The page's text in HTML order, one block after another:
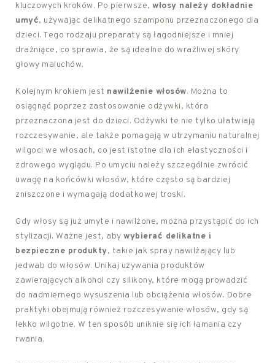
kluczowych kroków. Po pierwsze, włosy należy dokładnie
umyć, używając delikatnego szamponu przeznaczonego dla
dzieci. Tego rodzaju preparaty są łagodniejsze i mniej
drażniące, co sprawia, że są idealne do wrażliwej skóry
głowy maluchów.
Kolejnym krokiem jest nawilżenie włosów. Można to
osiągnąć poprzez zastosowanie odżywki, która
przeznaczona jest do dzieci. Odżywki te nie tylko ułatwiają
rozczesywanie, ale także pomagają w utrzymaniu naturalnej
wilgoci we włosach, co jest istotne dla ich elastyczności i
zdrowego wyglądu. Po umyciu należy szczególnie zwrócić
uwagę na końcówki włosów, które często są bardziej
zniszczone i wymagają dodatkowej troski.
Gdy włosy są już umyte i nawilżone, można przystąpić do ich
stylizacji. Ważne jest, aby wybierać delikatne i
bezpieczne produkty, takie jak spray nawilżający lub
jedwab do włosów. Unikaj używania produktów
zawierających alkohol czy silikony, które mogą prowadzić
do nadmiernego wysuszenia lub obciążenia włosów. Dobre
praktyki obejmują również rozczesywanie włosów, gdy są
lekko wilgotne. W ten sposób uniknie się ich łamania czy
rwania.